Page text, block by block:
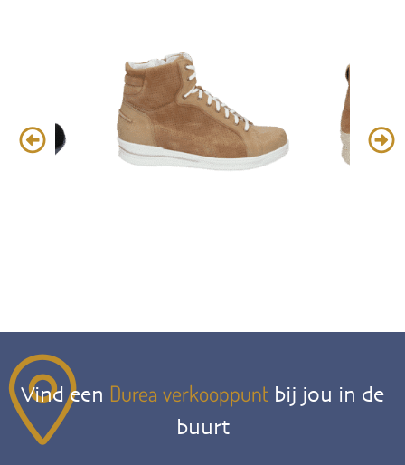
Vind een Durea verkooppunt bij jou in de
buurt